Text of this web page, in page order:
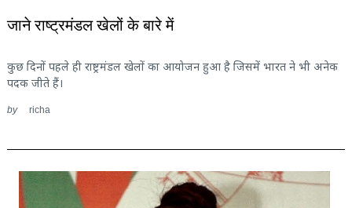
जाने राष्ट्रमंडल खेलों के बारे में
कुछ दिनों पहले ही राष्ट्रमंडल खेलों का आयोजन हुआ है जिसमें भारत ने भी अनेक
पदक जीते हैं।
by richa